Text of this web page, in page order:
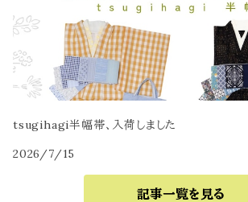
tsugihagi半幅帯、入荷しました
2026/7/15
記事一覧を見る